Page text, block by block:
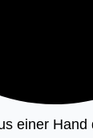
einer Hand